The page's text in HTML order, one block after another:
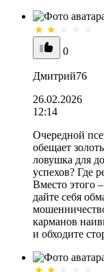
0
Дмитрий76
26.02.2026
12:14
Очередной
обещает
ловушка для
успехов? Где
Вместо этого
дайте себя
карманов
и обходите